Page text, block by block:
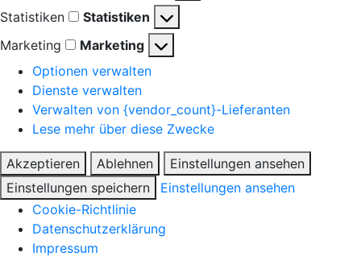
Statistiken
Statistiken
Marketing
Marketing
Optionen verwalten
Dienste verwalten
Verwalten von {vendor_count}-Lieferanten
Lese mehr über diese Zwecke
Akzeptieren Ablehnen
Einstellungen ansehen
Einstellungen speichern
Einstellungen ansehen
Cookie-Richtlinie
Datenschutzerklärung
Impressum